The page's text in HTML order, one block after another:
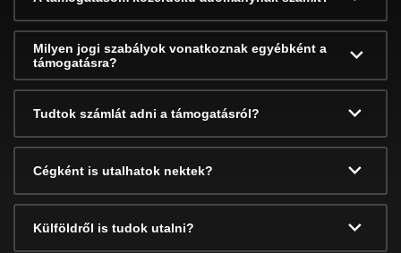
Milyen jogi szabályok vonatkoznak egyébként a
támogatásra?
Tudtok számlát adni a támogatásról?
Cégként is utalhatok nektek?
Külföldről is tudok utalni?